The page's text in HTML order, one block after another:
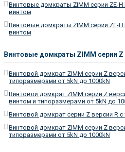
Винтовые домкраты ZIMM серии ZE-
винтом
Винтовые домкраты ZIMM серии ZE-
винтом
Винтовые домкраты ZIMM серии Z
Винтовой домкрат ZIMM серии Z
типоразмерами от 5kN до 1000kN
Винтовой домкрат ZIMM серии Z
винтом и типоразмерами от 5kN до
Винтовой домкрат серии Z версии R c
Винтовой домкрат ZIMM серии Z
типоразмерами от 5kN до 1000kN